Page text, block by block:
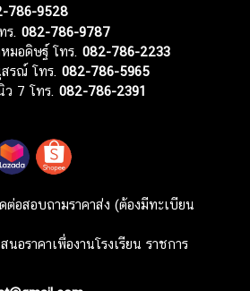
786-9528
ร. 082-786-9787
มอดิษฐ์ โทร. 082-786-2233
รณ์ โทร. 082-786-5965
ว 7 โทร. 082-786-2391
ต่อสอบถามราคาส่ง (ต้องมีทะเบียน
นอราคาเพื่องานโรงเรียน ราชการ